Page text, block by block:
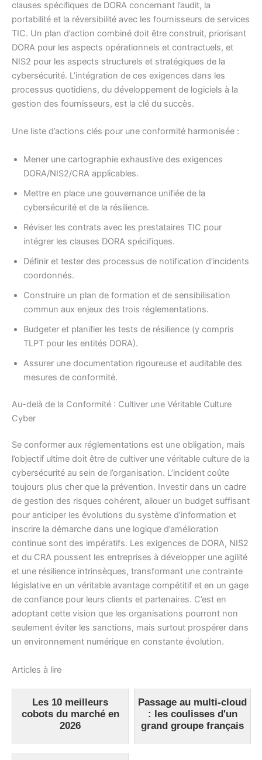
clauses spécifiques de DORA concernant l’audit, la
portabilité et la réversibilité avec les fournisseurs de services
TIC. Un plan d’action combiné doit être construit, priorisant
DORA pour les aspects opérationnels et contractuels, et
NIS2 pour les aspects structurels et stratégiques de la
cybersécurité. L’intégration de ces exigences dans les
processus quotidiens, du développement de logiciels à la
gestion des fournisseurs, est la clé du succès.
Une liste d’actions clés pour une conformité harmonisée :
Mener une cartographie exhaustive des exigences
DORA/NIS2/CRA applicables.
Mettre en place une gouvernance unifiée de la
cybersécurité et de la résilience.
Réviser les contrats avec les prestataires TIC pour
intégrer les clauses DORA spécifiques.
Définir et tester des processus de notification d’incidents
coordonnés.
Construire un plan de formation et de sensibilisation
commun aux enjeux des trois réglementations.
Budgeter et planifier les tests de résilience (y compris
TLPT pour les entités DORA).
Assurer une documentation rigoureuse et auditable des
mesures de conformité.
Au-delà de la Conformité : Cultiver une Véritable Culture
Cyber
Se conformer aux réglementations est une obligation, mais
l’objectif ultime doit être de cultiver une véritable culture de la
cybersécurité au sein de l’organisation. L’incident coûte
toujours plus cher que la prévention. Investir dans un cadre
de gestion des risques cohérent, allouer un budget suffisant
pour anticiper les évolutions du système d’information et
inscrire la démarche dans une logique d’amélioration
continue sont des impératifs. Les exigences de DORA, NIS2
et du CRA poussent les entreprises à développer une agilité
et une résilience intrinsèques, transformant une contrainte
législative en un véritable avantage compétitif et en un gage
de confiance pour leurs clients et partenaires. C’est en
adoptant cette vision que les organisations pourront non
seulement éviter les sanctions, mais surtout prospérer dans
un environnement numérique en constante évolution.
Articles à lire
Les 10 meilleurs
cobots du marché en
2026
Passage au multi-cloud
: les coulisses d'un
grand groupe français